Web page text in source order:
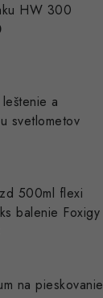
HW 300
a
svetlometov
500ml flexi
balenie Foxigy
na pieskovanie